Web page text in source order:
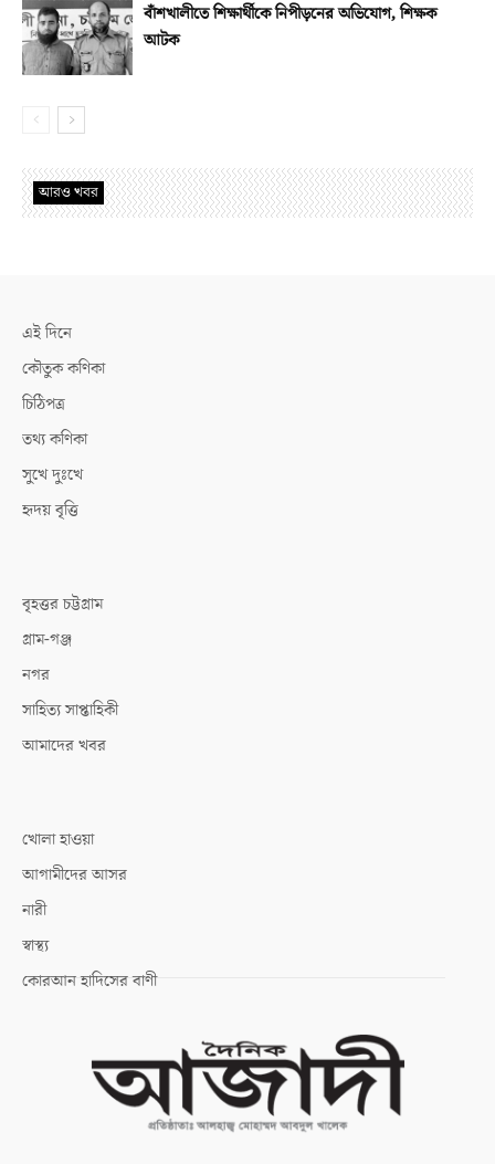
বাঁশখালীতে শিক্ষার্থীকে নিপীড়নের অভিযোগ, শিক্ষক
আটক
আরও খবর
এই দিনে
কৌতুক কণিকা
চিঠিপত্র
তথ্য কণিকা
সুখে দুঃখে
হৃদয় বৃত্তি
বৃহত্তর চট্টগ্রাম
গ্রাম-গঞ্জ
নগর
সাহিত্য সাপ্তাহিকী
আমাদের খবর
খোলা হাওয়া
আগামীদের আসর
নারী
স্বাস্থ্য
কোরআন হাদিসের বাণী